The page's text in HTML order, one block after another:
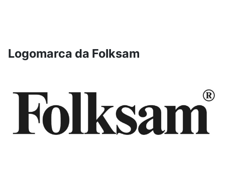
Logomarca da Folksam